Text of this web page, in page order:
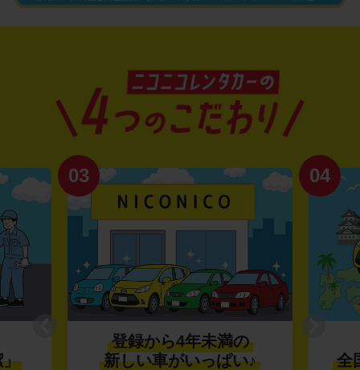
」
03
登録から4年未満の
新しい車がいっぱい♪
04
全